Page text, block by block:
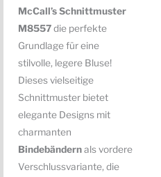
McCall’s Schnittmuster
M8557die perfekte
Grundlage für eine
stilvolle, legere Bluse!
Dieses vielseitige
Schnittmuster bietet
elegante Designs mit
charmanten
Bindebändernals vordere
Verschlussvariante, die